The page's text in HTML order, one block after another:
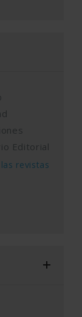
Editorial
revistas